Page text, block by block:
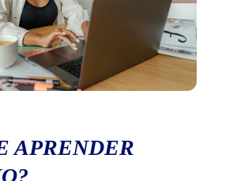
APRENDER